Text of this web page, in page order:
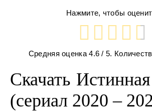
Нажмите, чтобы
Средняя оценка4.6 / 5.
Скачать
(сериал 2020 –